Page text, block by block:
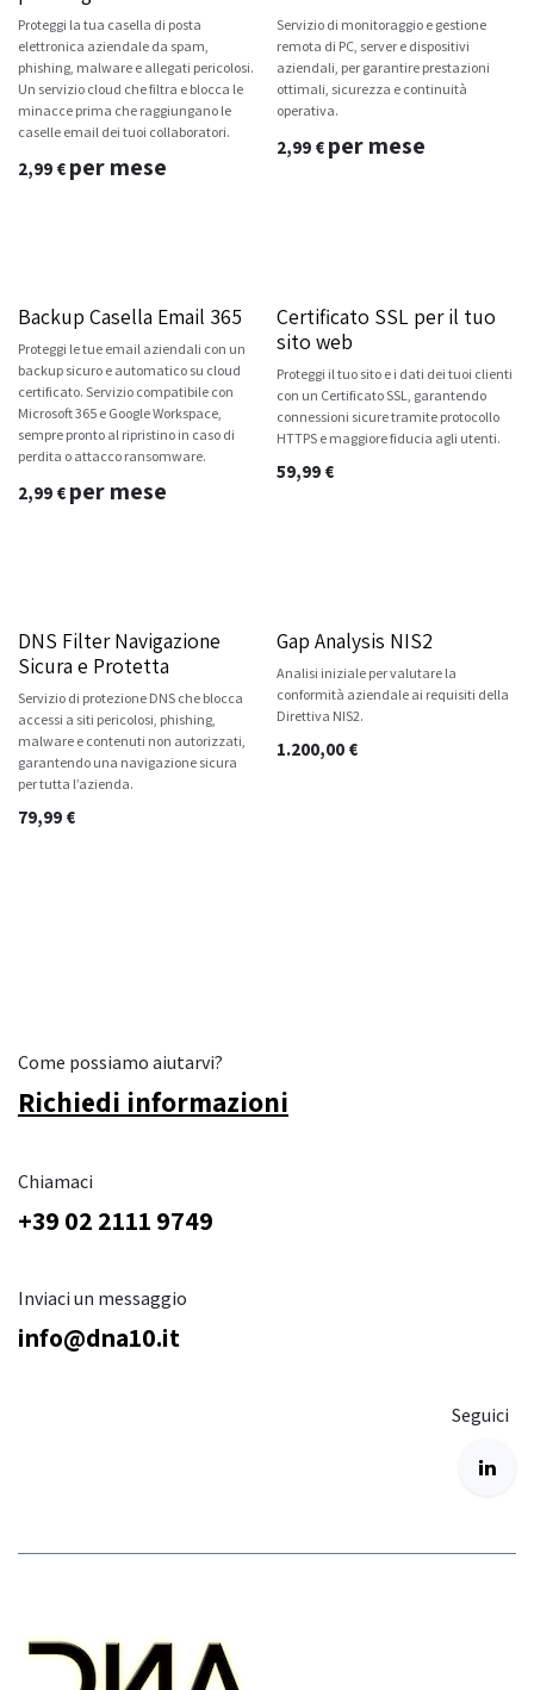
Proteggi la tua casella di posta
elettronica aziendale da spam,
phishing, malware e allegati pericolosi.
Un servizio cloud che filtra e blocca le
minacce prima che raggiungano le
caselle email dei tuoi collaboratori.
2,99 € per mese
Servizio di monitoraggio e gestione
remota di PC, server e dispositivi
aziendali, per garantire prestazioni
ottimali, sicurezza e continuità
operativa.
2,99€ per mese
Backup Casella Email 365
Proteggi le tue email aziendali con un
backup sicuro e automatico su cloud
certificato. Servizio compatibile con
Microsoft 365 e Google Workspace,
sempre pronto al ripristino in caso di
perdita o attacco ransomware.
2,99 € per mese
Certificato SSL per il tuo
sito web
Proteggi il tuo sito e i dati dei tuoi clienti
con un Certificato SSL, garantendo
connessioni sicure tramite protocollo
HTTPS e maggiore fiducia agli utenti.
59,99€
DNS Filter Navigazione
Sicura e Protetta
Servizio di protezione DNS che blocca
accessi a siti pericolosi, phishing,
malware e contenuti non autorizzati,
garantendo una navigazione sicura
per tutta l’azienda.
79,99 €
Gap Analysis NIS2
Analisi iniziale per valutare la
conformità aziendale ai requisiti della
Direttiva NIS2.
1.200,00€
Come possiamo aiutarvi?
Richiedi informazioni
Chiamaci
+39 02 2111 9749
Inviaci un messaggio
info@dna10.it
Seguici